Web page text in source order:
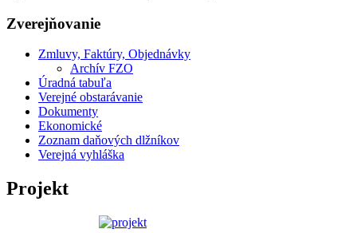
Zverejňovanie
Zmluvy, Faktúry, Objednávky
Archív FZO
Úradná tabuľa
Verejné obstarávanie
Dokumenty
Ekonomické
Zoznam daňových dlžníkov
Verejná vyhláška
Projekt